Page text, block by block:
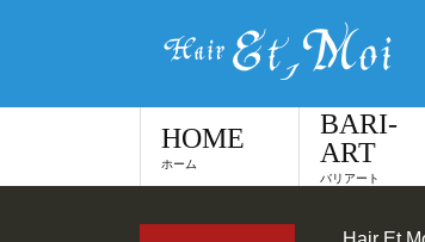
HOME
ホーム
BARI-
ART
バリアート